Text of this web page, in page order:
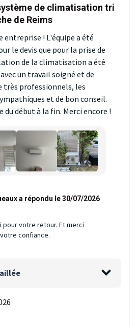
de climatisation tri
de Reims
entreprise ! L'équipe a été
le devis que pour la prise de
de la climatisation a été
un travail soigné et de
très professionnels, les
et de bon conseil.
du début à la fin. Merci encore !
a répondu le 30/07/2026
pour votre retour. Et merci
confiance.